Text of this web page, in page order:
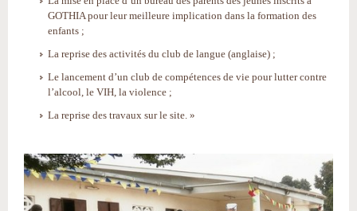
GOTHIA pour leur meilleure implication dans la formation des
enfants ;
La reprise des activités du club de langue (anglaise) ;
Le lancement d’un club de compétences de vie pour lutter contre
l’alcool, le VIH, la violence ;
La reprise des travaux sur le site. »